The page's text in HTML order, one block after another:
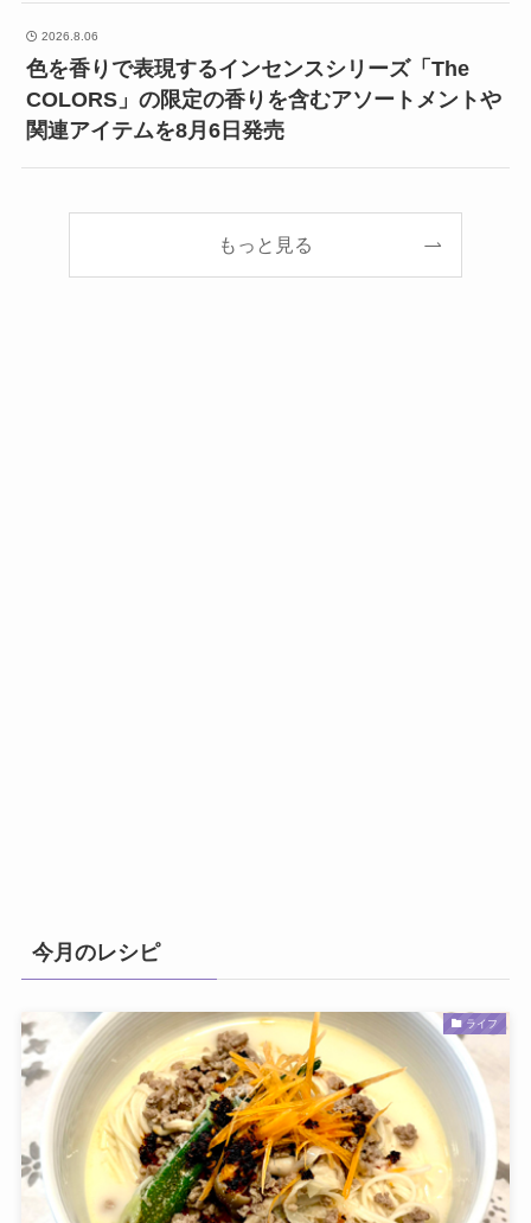
2026.8.06
色を香りで表現するインセンスシリーズ「The
COLORS」の限定の香りを含むアソートメントや
関連アイテムを8月6日発売
もっと見る
今月のレシピ
ライフ